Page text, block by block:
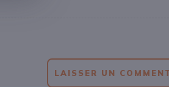
LAISSER UN